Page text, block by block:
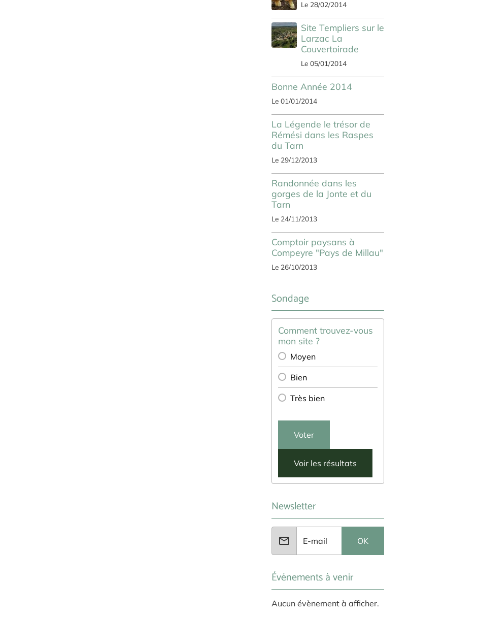
Le 28/02/2014
Site Templiers sur le
Larzac La
Couvertoirade
Le 05/01/2014
Bonne Année 2014
Le 01/01/2014
La Légende le trésor de
Rémési dans les Raspes
du Tarn
Le 29/12/2013
Randonnée dans les
gorges de la Jonte et du
Tarn
Le 24/11/2013
Comptoir paysans à
Compeyre "Pays de Millau"
Le 26/10/2013
Sondage
Comment trouvez-vous
mon site ?
Moyen
Bien
Très bien
Voter
Voir les résultats
Newsletter
OK
Événements à venir
Aucun évènement à afficher.